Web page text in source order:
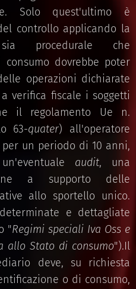
Solo quest'ultimo è
controllo applicando la
procedurale che
dovrebbe poter
operazioni dichiarate
verifica fiscale i soggetti
il regolamento Ue n.
63-quater) all'operatore
un periodo di 10 anni,
audit, una
a supporto delle
allo sportello unico.
e dettagliate
"Regimi speciali Iva Oss e
allo Stato di consumo").Il
deve, su richiesta
o di consumo,